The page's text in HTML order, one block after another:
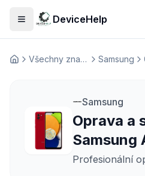
Otevřít menuDeviceHelp
Домашня Všechny značky Samsung
Samsung
Oprava a
Samsung
Profesionální